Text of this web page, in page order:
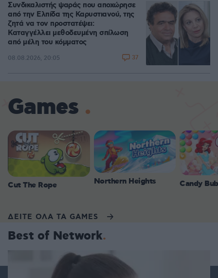
Συνδικαλιστής ψαράς που αποχώρησε
από την Ελπίδα της Καρυστιανού, της
ζητά να τον προστατέψει:
Καταγγέλλει μεθοδευμένη σπίλωση
από μέλη του κόμματος
08.08.2026, 20:05 37
Games
Cut The Rope Northern Heights Candy
ΔΕΙΤΕ ΟΛΑ ΤΑ GAMES
Best of Network